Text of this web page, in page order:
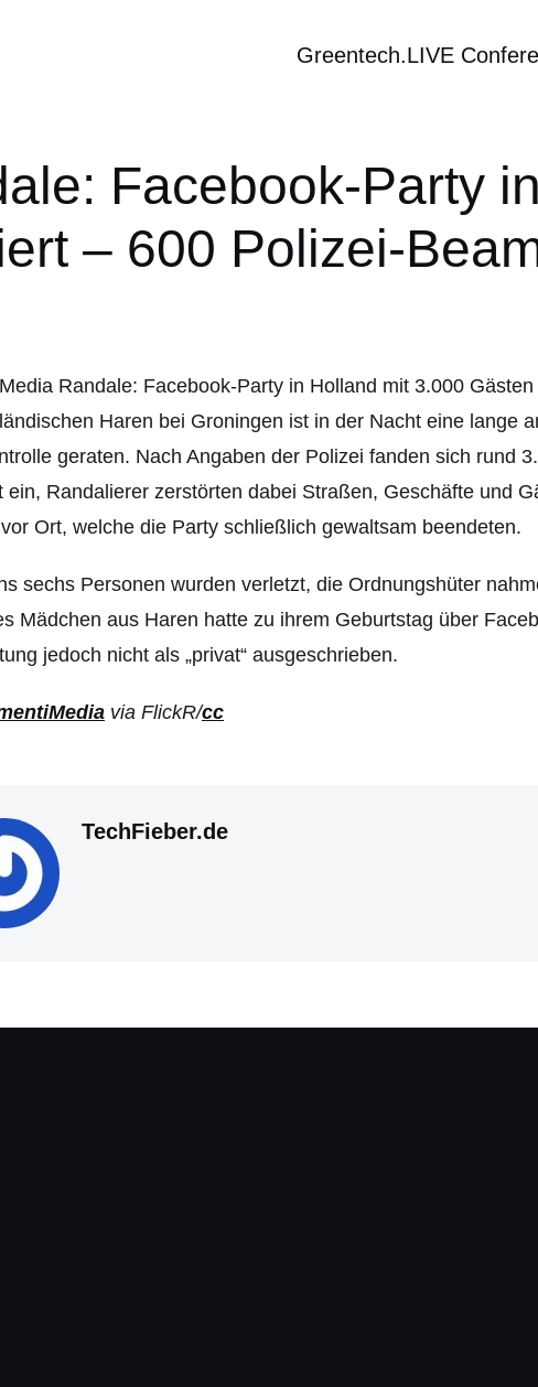
Greentech.LIVE
Facebook-Party
– 600 Polizei-
Haren bei Groningen ist in der Nacht eine lange
geraten. Nach Angaben der Polizei fanden sich rund
ein, Randalierer zerstörten dabei Straßen, Geschäfte und
Ort, welche die Party schließlich gewaltsam beendeten.
sechs Personen wurden verletzt, die Ordnungshüter
Mädchen aus Haren hatte zu ihrem Geburtstag über
jedoch nicht als „privat“ ausgeschrieben.
via FlickR/cc
TechFieber.de